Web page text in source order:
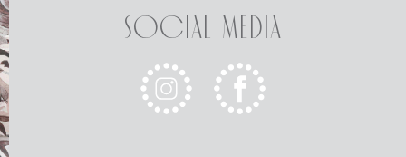
Social Media